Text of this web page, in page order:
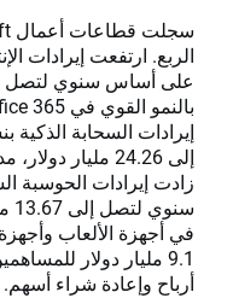
9.1 مليار دولار
أرباح وإعادة شراء أسهم.